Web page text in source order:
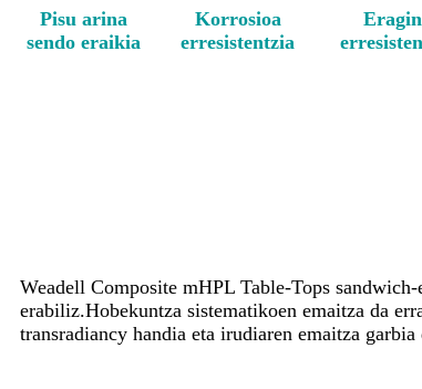
Pisu arina
sendo eraikia
Korrosioa
erresistentzia
Weadell Composite mHPL Table-Tops
erabiliz.Hobekuntza sistematikoen emaitza da
transradiancy handia eta irudiaren emaitza